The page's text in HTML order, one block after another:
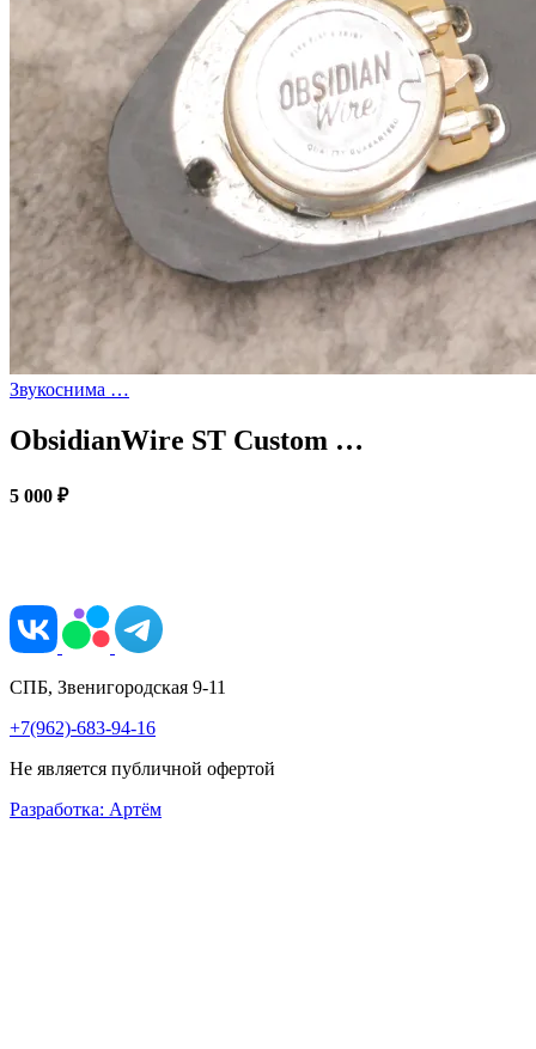
Звукоснима …
ObsidianWire ST Custom …
5 000 ₽
СПБ, Звенигородская 9-11
+7(962)-683-94-16
Не является публичной офертой
Разработка: Артём